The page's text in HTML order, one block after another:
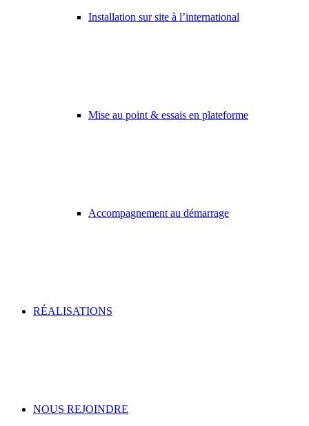
Installation sur site à l’international
Mise au point & essais en plateforme
Accompagnement au démarrage
RÉALISATIONS
NOUS REJOINDRE